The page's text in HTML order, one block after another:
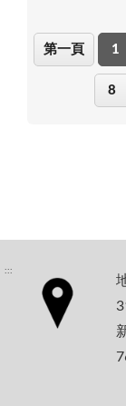
第一頁 1
8
:::